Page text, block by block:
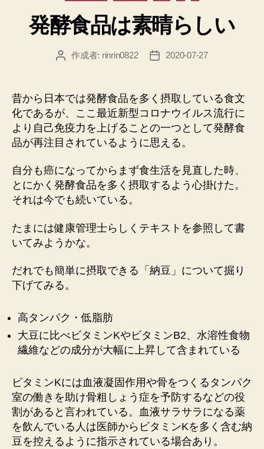
ゴ
リ
発酵食品は素晴らしい
投 作成者: rinrin0822
投
2020-07-27
昔から日本では発酵食品を多く摂取している食文
化であるが、ここ最近新型コロナウイルス流行に
より自己免疫力を上げることの一つとして発酵食
品が再注目されているように思える。
自分も癌になってからまず食生活を見直した時、
とにかく発酵食品を多く摂取するよう心掛けた。
それは今でも続いている。
たまには健康管理士らしくテキストを参照して書
いてみようかな。
だれでも簡単に摂取できる「納豆」について掘り
下げてみる。
高タンパク・低脂肪
大豆に比べビタミンKやビタミンB2、水溶性食物
繊維などの成分が大幅に上昇して含まれている
ビタミンKには血液凝固作用や骨をつくるタンパク
室の働きを助け骨粗しょう症を予防するなどの役
割があると言われている。血液サラサラになる薬
を飲んでいる人は医師からビタミンKを多く含む納
豆を控えるように指示されている場合あり。